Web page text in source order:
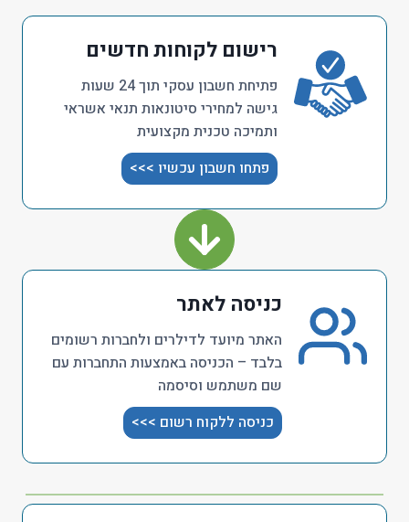
רישום לקוחות חדשים
פתיחת חשבון עסקי תוך 24 שעות
גישה למחירי סיטונאות תנאי אשראי
ותמיכה טכנית מקצועית
פתחו חשבון עכשיו >>>
כניסה לאתר
האתר מיועד לדילרים ולחברות רשומים
בלבד – הכניסה באמצעות התחברות עם
שם משתמש וסיסמה
כניסה ללקוח רשום >>>